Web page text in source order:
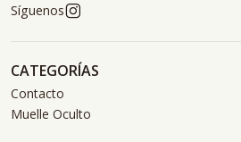
Síguenos
CATEGORÍAS
Contacto
Muelle Oculto